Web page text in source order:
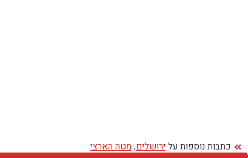
כתבות נוספות על ירושלים, מטה הארצי